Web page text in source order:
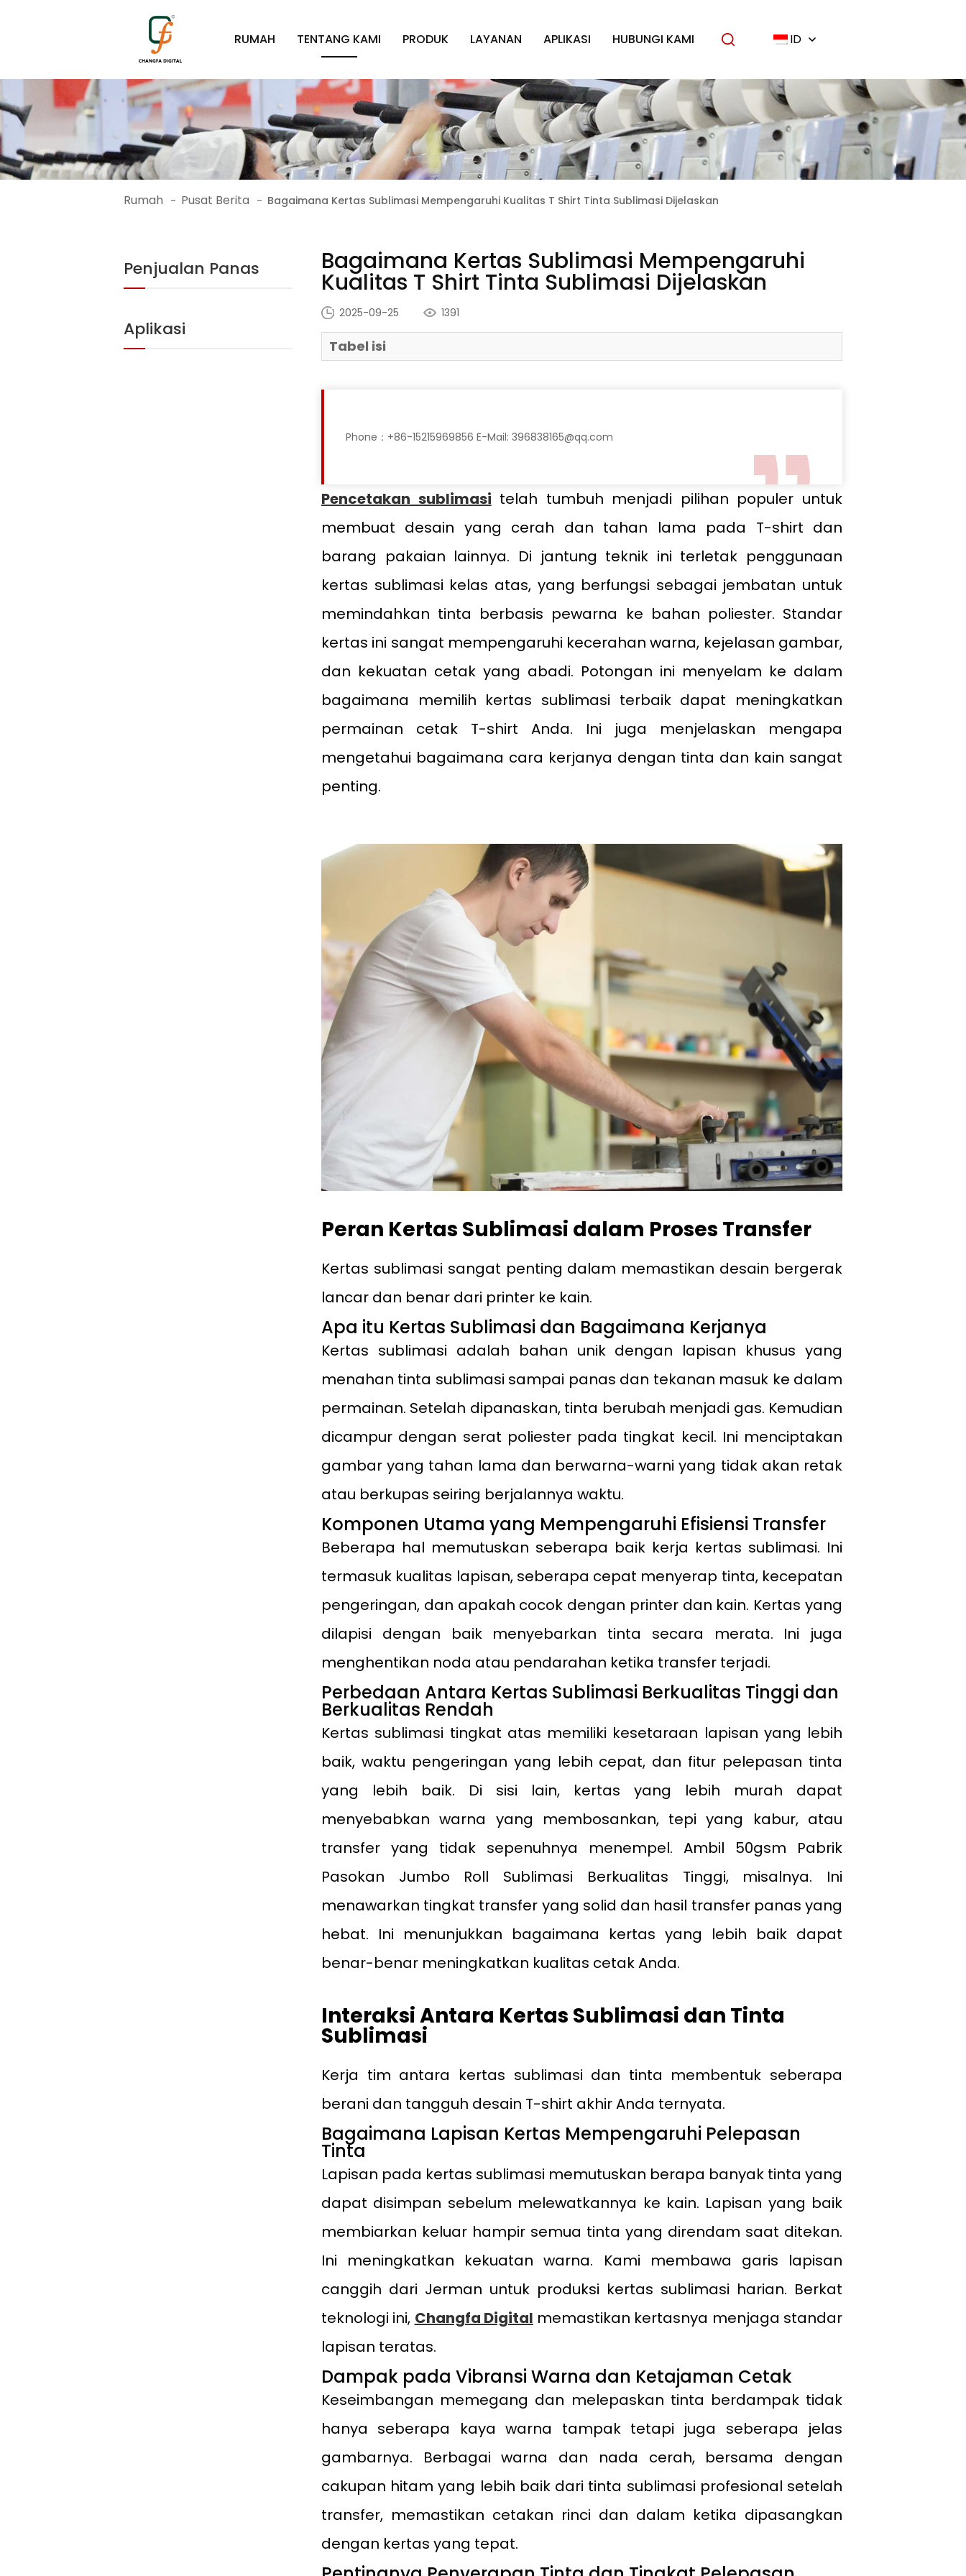
ID
RUMAH TENTANG KAMI PRODUK LAYANAN APLIKASI HUBUNGI KAMI
Rumah - Pusat Berita - Bagaimana Kertas Sublimasi Mempengaruhi Kualitas T Shirt Tinta Sublimasi Dijelaskan
Penjualan Panas
Aplikasi
Bagaimana Kertas Sublimasi Mempengaruhi
Kualitas T Shirt Tinta Sublimasi Dijelaskan
2025-09-25 1391
Tabel isi
Phone：+86-15215969856 E-Mail: 396838165@qq.com
Pencetakan sublimasi telah tumbuh menjadi pilihan populer untuk
membuat desain yang cerah dan tahan lama pada T-shirt dan
barang pakaian lainnya. Di jantung teknik ini terletak penggunaan
kertas sublimasi kelas atas, yang berfungsi sebagai jembatan untuk
memindahkan tinta berbasis pewarna ke bahan poliester. Standar
kertas ini sangat mempengaruhi kecerahan warna, kejelasan gambar,
dan kekuatan cetak yang abadi. Potongan ini menyelam ke dalam
bagaimana memilih kertas sublimasi terbaik dapat meningkatkan
permainan cetak T-shirt Anda. Ini juga menjelaskan mengapa
mengetahui bagaimana cara kerjanya dengan tinta dan kain sangat
penting.
Peran Kertas Sublimasi dalam Proses Transfer
Kertas sublimasi sangat penting dalam memastikan desain bergerak
lancar dan benar dari printer ke kain.
Apa itu Kertas Sublimasi dan Bagaimana Kerjanya
Kertas sublimasi adalah bahan unik dengan lapisan khusus yang
menahan tinta sublimasi sampai panas dan tekanan masuk ke dalam
permainan. Setelah dipanaskan, tinta berubah menjadi gas. Kemudian
dicampur dengan serat poliester pada tingkat kecil. Ini menciptakan
gambar yang tahan lama dan berwarna-warni yang tidak akan retak
atau berkupas seiring berjalannya waktu.
Komponen Utama yang Mempengaruhi Efisiensi Transfer
Beberapa hal memutuskan seberapa baik kerja kertas sublimasi. Ini
termasuk kualitas lapisan, seberapa cepat menyerap tinta, kecepatan
pengeringan, dan apakah cocok dengan printer dan kain. Kertas yang
dilapisi dengan baik menyebarkan tinta secara merata. Ini juga
menghentikan noda atau pendarahan ketika transfer terjadi.
Perbedaan Antara Kertas Sublimasi Berkualitas Tinggi dan
Berkualitas Rendah
Kertas sublimasi tingkat atas memiliki kesetaraan lapisan yang lebih
baik, waktu pengeringan yang lebih cepat, dan fitur pelepasan tinta
yang lebih baik. Di sisi lain, kertas yang lebih murah dapat
menyebabkan warna yang membosankan, tepi yang kabur, atau
transfer yang tidak sepenuhnya menempel. Ambil 50gsm Pabrik
Pasokan Jumbo Roll Sublimasi Berkualitas Tinggi, misalnya. Ini
menawarkan tingkat transfer yang solid dan hasil transfer panas yang
hebat. Ini menunjukkan bagaimana kertas yang lebih baik dapat
benar-benar meningkatkan kualitas cetak Anda.
Interaksi Antara Kertas Sublimasi dan Tinta
Sublimasi
Kerja tim antara kertas sublimasi dan tinta membentuk seberapa
berani dan tangguh desain T-shirt akhir Anda ternyata.
Bagaimana Lapisan Kertas Mempengaruhi Pelepasan
Tinta
Lapisan pada kertas sublimasi memutuskan berapa banyak tinta yang
dapat disimpan sebelum melewatkannya ke kain. Lapisan yang baik
membiarkan keluar hampir semua tinta yang direndam saat ditekan.
Ini meningkatkan kekuatan warna. Kami membawa garis lapisan
canggih dari Jerman untuk produksi kertas sublimasi harian. Berkat
teknologi ini, Changfa Digital memastikan kertasnya menjaga standar
lapisan teratas.
Dampak pada Vibransi Warna dan Ketajaman Cetak
Keseimbangan memegang dan melepaskan tinta berdampak tidak
hanya seberapa kaya warna tampak tetapi juga seberapa jelas
gambarnya. Berbagai warna dan nada cerah, bersama dengan
cakupan hitam yang lebih baik dari tinta sublimasi profesional setelah
transfer, memastikan cetakan rinci dan dalam ketika dipasangkan
dengan kertas yang tepat.